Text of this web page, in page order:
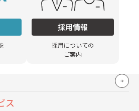
採用情報
採用についての
ご案内
ス
な心理】
を把握するだけでは改善につなが
スと心理的背景まで踏み込んで理
対策を講じるための前提条件とな